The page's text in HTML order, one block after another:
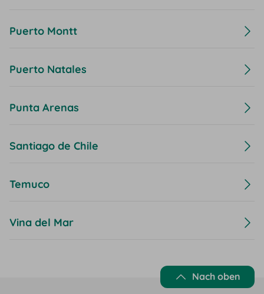
Puerto Montt
Puerto Natales
Punta Arenas
Santiago de Chile
Temuco
Vina del Mar
Nach oben